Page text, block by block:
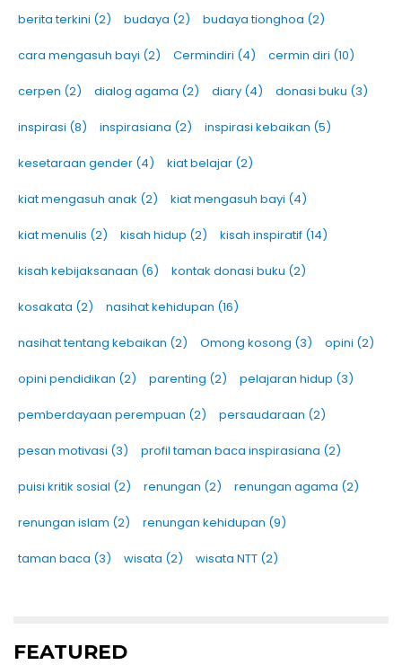
berita terkini (2) budaya (2) budaya tionghoa (2)
cara mengasuh bayi (2) Cermindiri (4) cermin diri (10)
cerpen (2) dialog agama (2) diary (4) donasi buku (3)
inspirasi (8) inspirasiana (2) inspirasi kebaikan (5)
kesetaraan gender (4) kiat belajar (2)
kiat mengasuh anak (2) kiat mengasuh bayi (4)
kiat menulis (2) kisah hidup (2) kisah inspiratif (14)
kisah kebijaksanaan (6) kontak donasi buku (2)
kosakata (2) nasihat kehidupan (16)
nasihat tentang kebaikan (2) Omong kosong (3) opini (2)
opini pendidikan (2) parenting (2) pelajaran hidup (3)
pemberdayaan perempuan (2) persaudaraan (2)
pesan motivasi (3) profil taman baca inspirasiana (2)
puisi kritik sosial (2) renungan (2) renungan agama (2)
renungan islam (2) renungan kehidupan (9)
taman baca (3) wisata (2) wisata NTT (2)
FEATURED